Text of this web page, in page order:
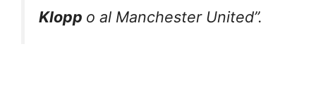
Klopp o al Manchester United”.